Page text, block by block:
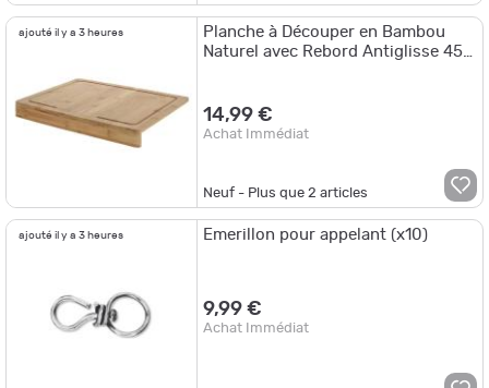
ajouté il y a 3 heures
Planche à Découper en Bambou
Naturel avec Rebord Antiglisse 45
14,99 €
Achat Immédiat
Neuf - Plus que2 articles
ajouté il y a 3 heures Emerillon pour appelant (x10)
9,99 €
Achat Immédiat